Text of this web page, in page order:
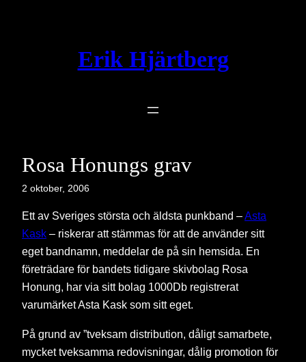
Erik Hjärtberg
Rosa Honungs grav
2 oktober, 2006
Ett av Sveriges största och äldsta punkband –Asta
Kask – riskerar att stämmas för att de använder sitt
eget bandnamn, meddelar de på sin hemsida. En
företrädare för bandets tidigare skivbolag Rosa
Honung, har via sitt bolag 1000Db registrerat
varumärket Asta Kask som sitt eget.
På grund av ”tveksam distribution, dåligt samarbete,
mycket tveksamma redovisningar, dålig promotion för